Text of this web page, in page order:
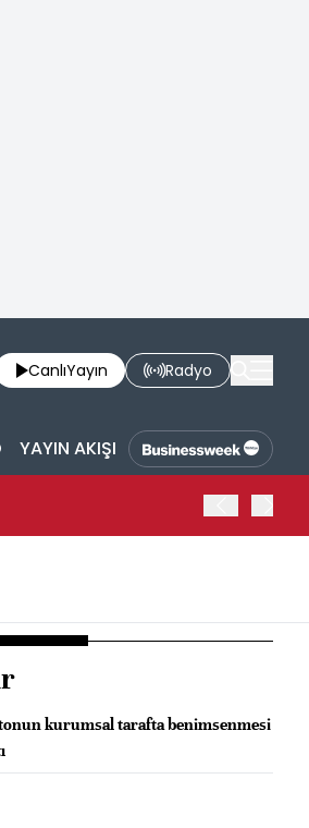
CanlıYayın Radyo
YAYIN AKIŞI
kurumsal tarafta benimsenmesi